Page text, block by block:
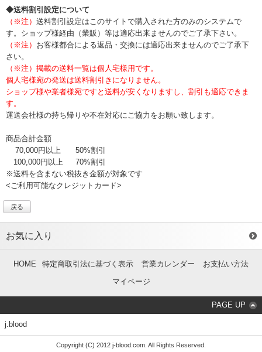
◆送料割引設定について
（※注） 送料割引設定はこのサイトで購入された方のみのシステムで
す。ショップ様経由（業販）等は適応出来ませんのでご了承下さい。
（※注） お客様都合による返品・交換には適応出来ませんのでご了承下
さい。
（※注）掲載の送料一覧は個人宅様用です。
個人宅様宛の発送は送料割引きになりません。
ショップ様や業者様宛ですと送料が安くなりますし、割引も適応できま
す。
運送会社様の持ち帰りや不在対応にご協力をお願い致します。
商品合計金額
70,000円以上
50%割引
100,000円以上
70%割引
※送料を含まない税抜き金額が対象です
<ご利用可能なクレジットカード>
戻る
お気に入り
HOME 特定商取引法に基づく表示 営業カレンダー
お支払い方法
マイページ
PAGE UP
j.blood
Copyright (C) 2012 j-blood.com. All Rights Reserved.